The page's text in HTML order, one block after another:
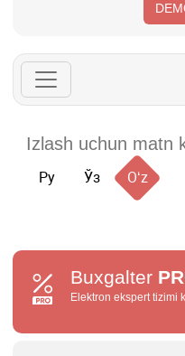
Ру Ўз Oʻz
Buxgalter
Elektron ekspert tizimi